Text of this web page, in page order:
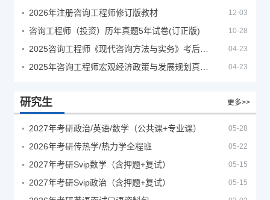
2026年注册咨询工程师修订版教材 12-03
咨询工程师（投资）历年真题5年试卷(订正版) 10-28
04-23
04-23
研究生 更多>>
2027年考研政治/英语/数学（公共课+专业课） 05-28
2026年考研传热学/热力学全程班 05-22
2027年考研Svip数学（含押题+复试） 05-15
2027年考研Svip政治（含押题+复试） 05-15